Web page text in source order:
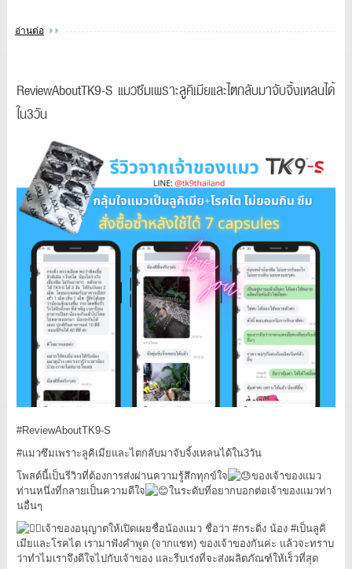
อ่านต่อ
ReviewAboutTK9-S แมวซึมเพราะลูคิเมียและไตกลับมาจับจิ้งเหลนได้
ใน3วัน
#ReviewAboutTK9-S
#แมวซึมเพราะลูคิเมียและไตกลับมาจับจิ้งเหลนได้ใน3วัน
โพสต์นี้เป็นรีวิวที่ต้องการส่งผ่านความรู้สึกทุกข์ใจ
ของเจ้าของแมว
ท่านหนึ่งที่กลายเป็นความดีใจ
ในระดับที่อยากบอกต่อเจ้าของแมวท่า
นอื่นๆ
เจ้าของอนุญาตให้เปิดเผยชื่อน้องแมว ชื่อว่า #กระดิ่งน้อง #เป็นลูคิ
เมียและโรคไตเรามาฟังคำพูด (จากแชท) ของเจ้าของกันค่ะ แล้วจะทราบ
ว่าทำไมเราจึงดีใจไปกับเจ้าของ และรีบเร่งที่จะส่งผลิตภัณฑ์ให้เร็วที่สุด